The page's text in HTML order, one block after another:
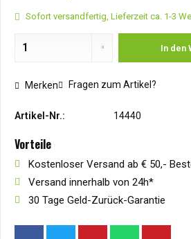
Sofort versandfertig, Lieferzeit ca. 1-3
In den
Merken Fragen zum Artikel?
Artikel-Nr.: 14440
Vorteile
Kostenloser Versand ab € 50,-
Versand innerhalb von 24h*
30 Tage Geld-Zurück-Garantie